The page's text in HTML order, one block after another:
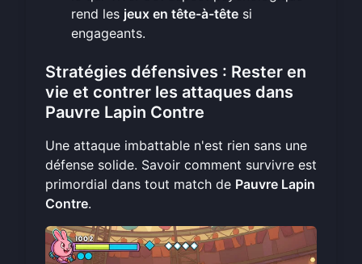
rend les jeux en tête-à-tête si
engageants.
Stratégies défensives : Rester en
vie et contrer les attaques dans
Pauvre Lapin Contre
Une attaque imbattable n'est rien sans une
défense solide. Savoir comment survivre est
primordial dans tout match de Pauvre Lapin
Contre.